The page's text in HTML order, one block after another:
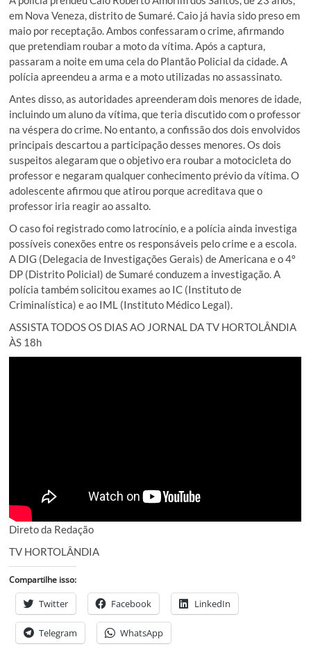
em Nova Veneza, distrito de Sumaré. Caio já havia sido preso em
maio por receptação. Ambos confessaram o crime, afirmando
que pretendiam roubar a moto da vítima. Após a captura,
passaram a noite em uma cela do Plantão Policial da cidade. A
polícia apreendeu a arma e a moto utilizadas no assassinato.
Antes disso, as autoridades apreenderam dois menores de idade,
incluindo um aluno da vítima, que teria discutido com o professor
na véspera do crime. No entanto, a confissão dos dois envolvidos
principais descartou a participação desses menores. Os dois
suspeitos alegaram que o objetivo era roubar a motocicleta do
professor e negaram qualquer conhecimento prévio da vítima. O
adolescente afirmou que atirou porque acreditava que o
professor iria reagir ao assalto.
O caso foi registrado como latrocínio, e a polícia ainda investiga
possíveis conexões entre os responsáveis pelo crime e a escola.
A DIG (Delegacia de Investigações Gerais) de Americana e o 4º
DP (Distrito Policial) de Sumaré conduzem a investigação. A
polícia também solicitou exames ao IC (Instituto de
Criminalística) e ao IML (Instituto Médico Legal).
ASSISTA TODOS OS DIAS AO JORNAL DA TV HORTOLÂNDIA
ÀS 18h
Direto da Redação
TV HORTOLÂNDIA
Compartilhe isso:
Twitter Facebook LinkedIn
Telegram WhatsApp